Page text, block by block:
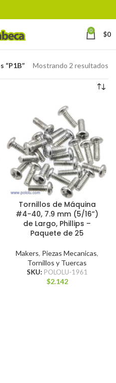
0 $0
“P1B” Mostrando 2 resultados
Tornillos de Máquina
#4-40, 7.9 mm (5/16”)
de Largo, Phillips –
Paquete de 25
Makers, Piezas Mecanicas,
Tornillos y Tuercas
SKU: POLOLU-1961
$2.142